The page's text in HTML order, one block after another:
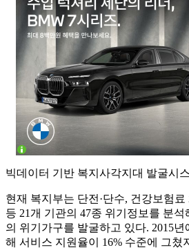
빅데이터 기반 복지사각지대 발굴시
현재 복지부는 단전·단수, 건강보험
등 21개 기관의 47종 위기정보를 분
의 위기가구를 발굴하고 있다. 2015년
해 서비스 지원율이 16% 수준에 그쳤